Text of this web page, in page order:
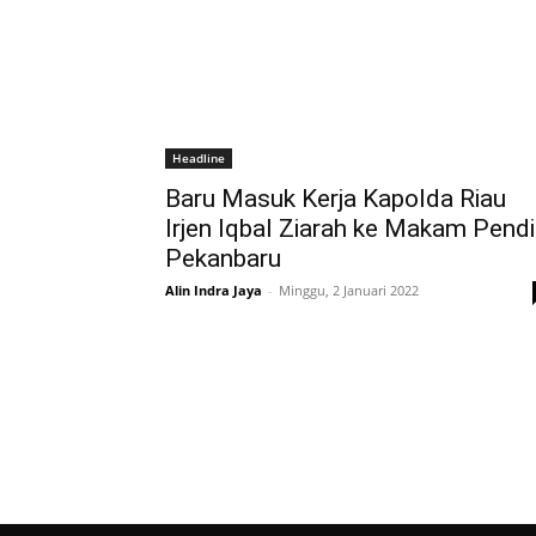
Headline
Baru Masuk Kerja Kapolda Riau
Irjen Iqbal Ziarah ke Makam
Pekanbaru
Alin Indra Jaya - Minggu, 2 Januari 2022